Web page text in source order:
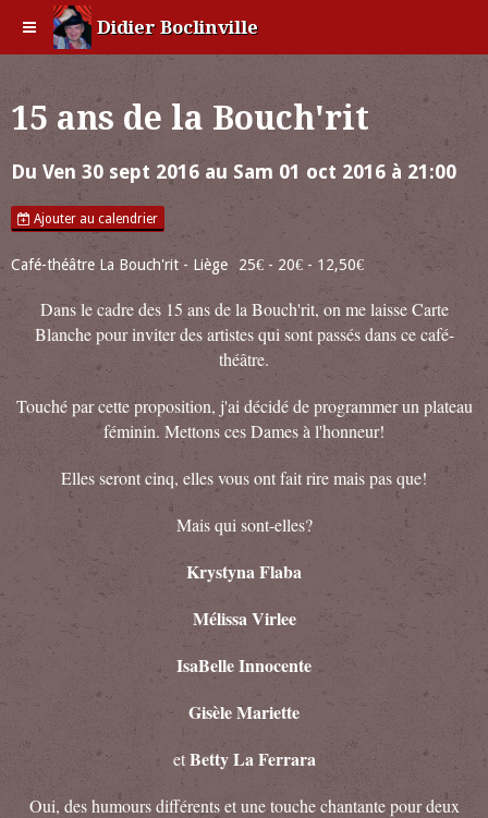
Didier Boclinville
15 ans de la Bouch'rit
Du Ven 30 sept 2016 au Sam 01 oct 2016 à 21:00
Ajouter au calendrier
Café-théâtre La Bouch'rit - Liège 25€ - 20€ - 12,50€
Dans le cadre des 15 ans de la Bouch'rit, on me laisse Carte
Blanche pour inviter des artistes qui sont passés dans ce café-
théâtre.
Touché par cette proposition, j'ai décidé de programmer un plateau
féminin. Mettons ces Dames à l'honneur!
Elles seront cinq, elles vous ont fait rire mais pas que!
Mais qui sont-elles?
Krystyna Flaba
Mélissa Virlee
IsaBelle Innocente
Gisèle Mariette
etBetty La Ferrara
Oui, des humours différents et une touche chantante pour deux